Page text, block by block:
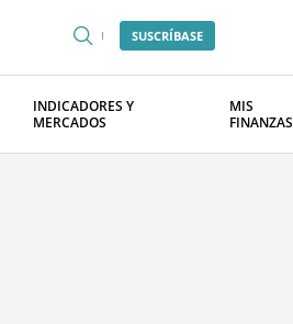
SUSCRÍBASE
INDICADORES Y
MERCADOS
MIS
FINANZAS